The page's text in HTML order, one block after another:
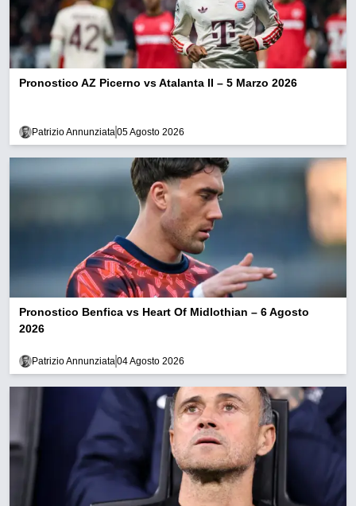
Pronostico AZ Picerno vs Atalanta II – 5 Marzo 2026
Patrizio Annunziata05 Agosto 2026
Pronostico Benfica vs Heart Of Midlothian – 6 Agosto
2026
Patrizio Annunziata04 Agosto 2026